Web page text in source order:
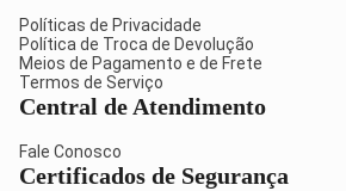
Políticas de Privacidade
Política de Troca de Devolução
Meios de Pagamento e de Frete
Termos de Serviço
Central de Atendimento
Fale Conosco
Certificados de Segurança